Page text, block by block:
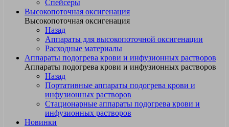
Спейсеры
Высокопоточная оксигенация
Высокопоточная оксигенация
Назад
Аппараты для высокопоточной оксигенации
Расходные материалы
Аппараты подогрева крови и инфузионных растворов
Аппараты подогрева крови и инфузионных растворов
Назад
Портативные аппараты подогрева крови и
инфузионных растворов
Стационарные аппараты подогрева крови и
инфузионных растворов
Новинки